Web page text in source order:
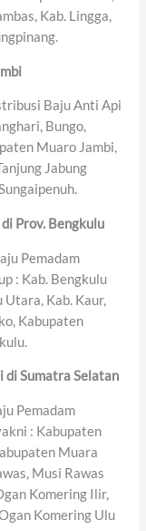
Kab. Lingga,
Baju Anti Api
Bungo,
Muaro Jambi,
Jabung
Prov. Bengkulu
Pemadam
: Kab. Bengkulu
Utara, Kab. Kaur,
Kabupaten
di Sumatra Selatan
Pemadam
: Kabupaten
Muara
Musi Rawas
Komering Ilir,
Komering Ulu